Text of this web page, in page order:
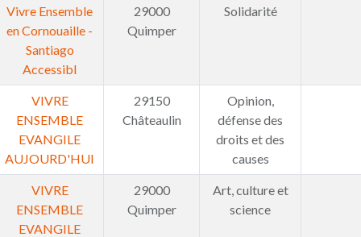
Vivre Ensemble
en Cornouaille -
Santiago
Accessibl
29000
Quimper
Solidarité
VIVRE
ENSEMBLE
EVANGILE
AUJOURD'HUI
29150
Châteaulin
Opinion,
défense des
droits et des
causes
VIVRE
ENSEMBLE
EVANGILE
29000
Quimper
Art, culture et
science